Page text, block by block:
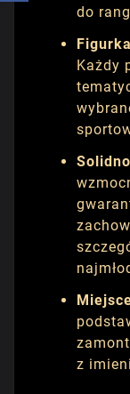
do
Każdy
z